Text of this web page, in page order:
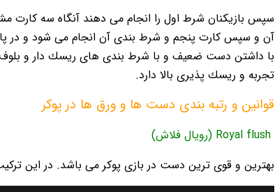
سپس بازيكنان شرط اول را انجام مى دهند آنگاه سه
آن و سپس كارت پنجم و شرط بندى آن انجام مى شود و در
با داشتن دست ضعيف و با شرط بندى هاى ريسك دار و بلوف
تجربه و ريسك پذيرى بالا دارد.
قوانين و رتبه بندى دست ها و ورق ها در پوكر
بهترین و قوی ترین دست در بازی پوکر می باشد. در این ترکیب 5 کارت باارزش (از آس تا 10) که همه یک خال دارند پشت سرهم قرار می